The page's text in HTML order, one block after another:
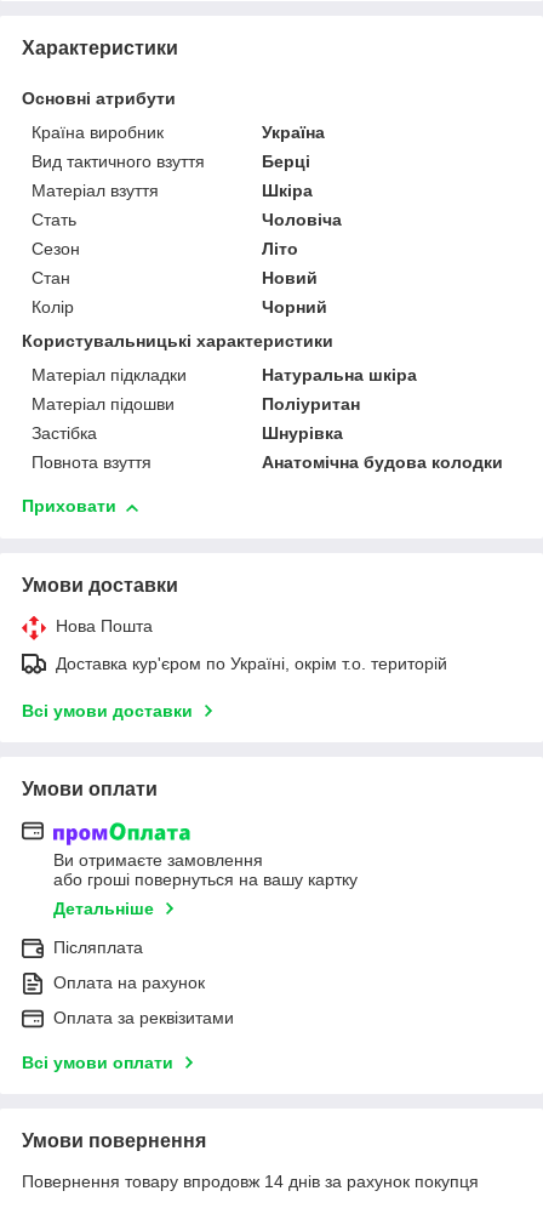
Характеристики
Основні атрибути
Країна виробник
Україна
Вид тактичного взуття
Берці
Матеріал взуття
Шкіра
Стать
Чоловіча
Сезон
Літо
Стан
Новий
Колір
Чорний
Користувальницькі характеристики
Матеріал підкладки
Натуральна шкіра
Матеріал підошви
Поліуритан
Застібка
Шнурівка
Повнота взуття
Анатомічна будова колодки
Приховати
Умови доставки
Нова Пошта
Доставка кур'єром по Україні, окрім т.о. територій
Всі умови доставки
Умови оплати
Ви отримаєте замовлення
або гроші повернуться на вашу картку
Детальніше
Післяплата
Оплата на рахунок
Оплата за реквізитами
Всі умови оплати
Умови повернення
Повернення товару впродовж 14 днів за рахунок покупця